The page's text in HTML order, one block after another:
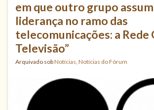
em que outro grupo
liderança no ramo das
telecomunicações: a Rede
Televisão”
Arquivado sobNotícias, Notícias do Fórum